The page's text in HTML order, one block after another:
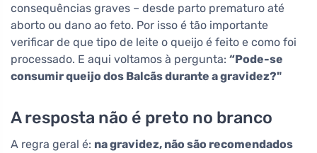
consequências graves – desde parto prematuro até
aborto ou dano ao feto. Por isso é tão importante
verificar de que tipo de leite o queijo é feito e como foi
processado. E aqui voltamos à pergunta: “Pode-se
consumir queijo dos Balcãs durante a gravidez?"
A resposta não é preto no branco
A regra geral é: na gravidez, não são recomendados